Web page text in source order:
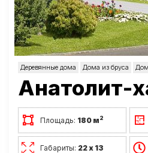
Деревянные дома Дома из бруса
Анатолит-
Площадь: 180 м2
Габариты: 22 х 13